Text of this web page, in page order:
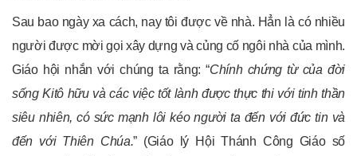
Sau bao ngày xa cách, nay tôi được về nhà. Hẳn là có nhiều
người được mời gọi xây dựng và củng cố ngôi nhà của mình.
Giáo hội nhắn với chúng ta rằng: “Chính chứng từ của đời
sống Kitô hữu và các việc tốt lành được thực thi với tinh thần
siêu nhiên, có sức mạnh lôi kéo người ta đến với đức tin và
đến với Thiên Chúa.” (Giáo lý Hội Thánh Công Giáo số